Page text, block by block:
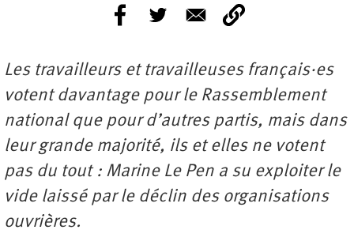
Les travailleurs et travailleuses français·es
votent davantage pour le Rassemblement
national que pour d’autres partis, mais dans
leur grande majorité, ils et elles ne votent
pas du tout : Marine Le Pen a su exploiter le
vide laissé par le déclin des organisations
ouvrières.